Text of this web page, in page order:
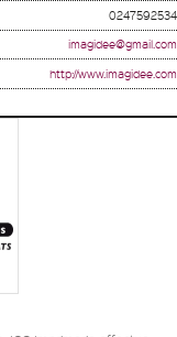
0247592534
imagidee@gmail.com
http://www.imagidee.com